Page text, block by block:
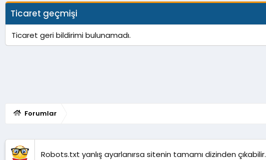
Ticaret geçmişi
Ticaret geri bildirimi bulunamadı.
Forumlar
Robots.txt yanlış ayarlanırsa sitenin tamamı dizinden çıkabilir.